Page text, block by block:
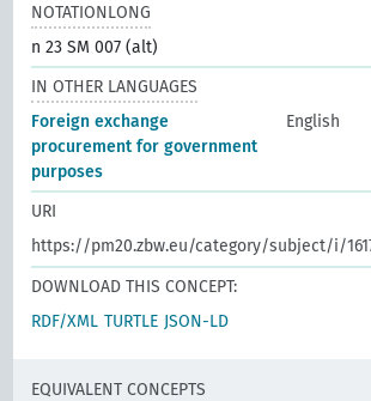
NOTATIONLONG
n 23 SM 007 (alt)
IN OTHER LANGUAGES
Foreign exchange
procurement for government
purposes
English
URI
https://pm20.zbw.eu/category/subject/i/
DOWNLOAD THIS CONCEPT:
RDF/XML TURTLE JSON-LD
EQUIVALENT CONCEPTS